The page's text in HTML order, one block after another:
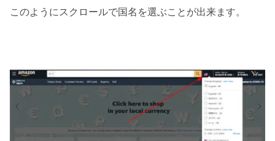
このようにスクロールで国名を選ぶことが出来ます。